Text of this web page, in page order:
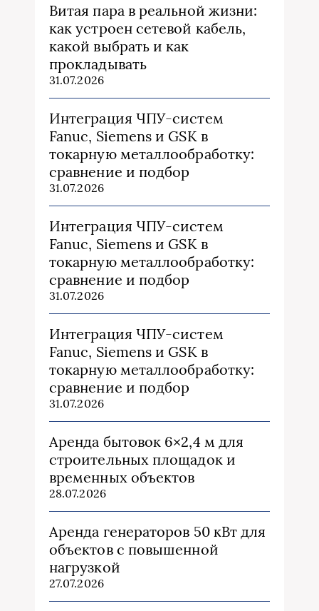
Витая пара в реальной жизни:
как устроен сетевой кабель,
какой выбрать и как
прокладывать
31.07.2026
Интеграция ЧПУ-систем
Fanuc, Siemens и GSK в
токарную металлообработку:
сравнение и подбор
31.07.2026
Интеграция ЧПУ-систем
Fanuc, Siemens и GSK в
токарную металлообработку:
сравнение и подбор
31.07.2026
Интеграция ЧПУ-систем
Fanuc, Siemens и GSK в
токарную металлообработку:
сравнение и подбор
31.07.2026
Аренда бытовок 6×2,4 м для
строительных площадок и
временных объектов
28.07.2026
Аренда генераторов 50 кВт для
объектов с повышенной
нагрузкой
27.07.2026